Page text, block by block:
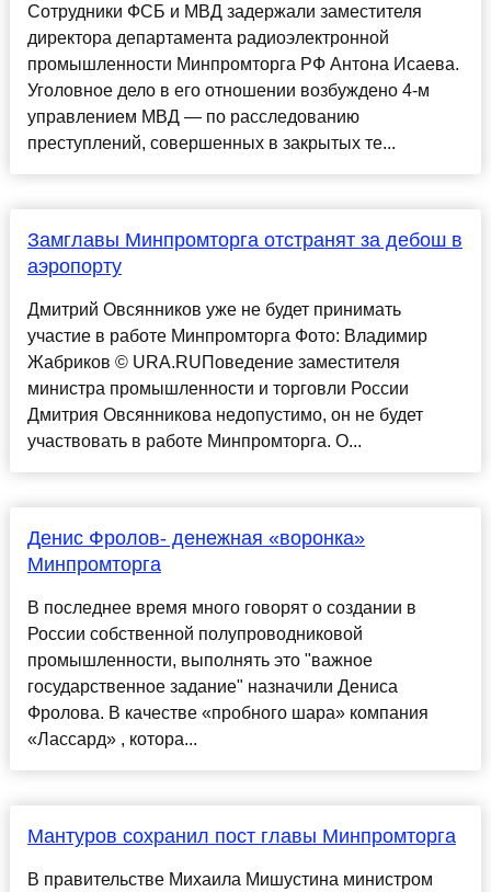
Сотрудники ФСБ и МВД задержали заместителя
директора департамента радиоэлектронной
промышленности Минпромторга РФ Антона Исаева.
Уголовное дело в его отношении возбуждено 4-м
управлением МВД — по расследованию
преступлений, совершенных в закрытых те...
Замглавы Минпромторга отстранят за дебош в
аэропорту
Дмитрий Овсянников уже не будет принимать
участие в работе Минпромторга Фото: Владимир
Жабриков © URA.RUПоведение заместителя
министра промышленности и торговли России
Дмитрия Овсянникова недопустимо, он не будет
участвовать в работе Минпромторга. О...
Денис Фролов- денежная «воронка»
Минпромторга
В последнее время много говорят о создании в
России собственной полупроводниковой
промышленности, выполнять это "важное
государственное задание" назначили Дениса
Фролова. В качестве «пробного шара» компания
«Лассард» , котора...
Мантуров сохранил пост главы Минпромторга
В правительстве Михаила Мишустина министром